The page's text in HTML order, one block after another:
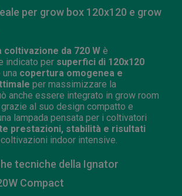
per grow box 120x120 e grow
coltivazione da 720 W è
indicato per superfici di 120x120
copertura omogenea e
per massimizzare la
anche essere integrato in grow room
al suo design compatto e
lampada pensata per i coltivatori
prestazioni, stabilità e risultati
indoor intensive.
tecniche della Ignator
Compact